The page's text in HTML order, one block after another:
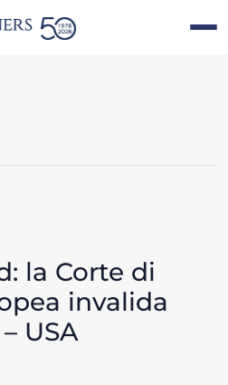
la Corte di
invalida
USA